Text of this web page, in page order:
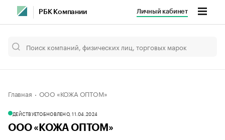
РБК Компании Личный кабинет
Главная ООО «КОЖА ОПТОМ»
ДЕЙСТВУЕТОБНОВЛЕНО, 11.04.2024
ООО «КОЖА ОПТОМ»